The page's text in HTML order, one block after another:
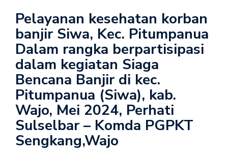
Pelayanan kesehatan korban
banjir Siwa, Kec. Pitumpanua
Dalam rangka berpartisipasi
dalam kegiatan Siaga
Bencana Banjir di kec.
Pitumpanua (Siwa), kab.
Wajo, Mei 2024, Perhati
Sulselbar – Komda PGPKT
Sengkang,Wajo